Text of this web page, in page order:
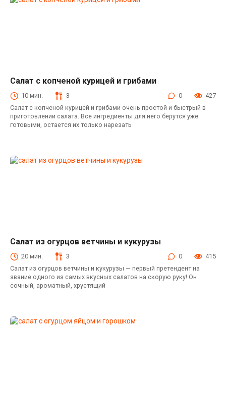
Салат с копченой курицей и грибами
10 мин. 3 0
427
Салат с копченой курицей и грибами очень простой и быстрый в
приготовлении салата. Все ингредиенты для него берутся уже
готовыми, остается их только нарезать
Салаты с ветчиной
Салат из огурцов ветчины и кукурузы
20 мин. 3 0
415
Салат из огурцов ветчины и кукурузы — первый претендент на
звание одного из самых вкусных салатов на скорую руку! Он
сочный, ароматный, хрустящий